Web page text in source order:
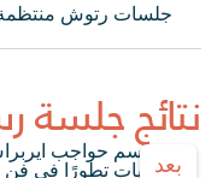
جلسات رتوش منتظمة كل 3-4 أسابيع للحفاظ
نتائج جلسة
بعد